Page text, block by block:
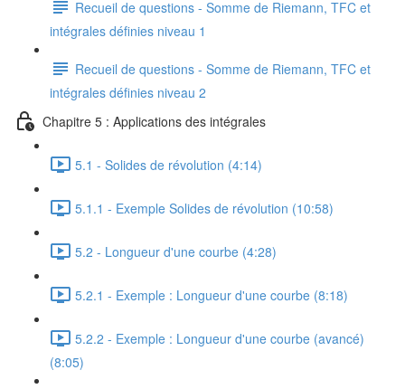
Recueil de questions - Somme de Riemann, TFC et
intégrales définies niveau 1
Recueil de questions - Somme de Riemann, TFC et
intégrales définies niveau 2
Chapitre 5 : Applications des intégrales
5.1 - Solides de révolution (4:14)
5.1.1 - Exemple Solides de révolution (10:58)
5.2 - Longueur d'une courbe (4:28)
5.2.1 - Exemple : Longueur d'une courbe (8:18)
5.2.2 - Exemple : Longueur d'une courbe (avancé)
(8:05)